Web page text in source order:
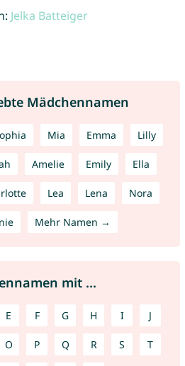
Jelka Batteiger
Mädchennamen
Mia Emma Lilly
Amelie Emily Ella
Lea Lena Nora
Mehr Namen →
mit ...
E F G H I J
O P Q R S T